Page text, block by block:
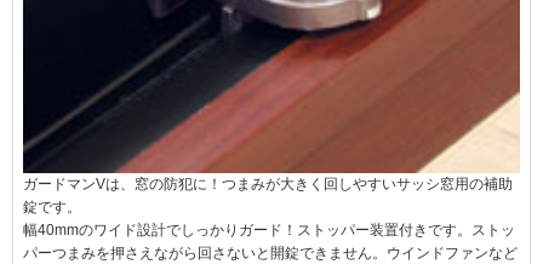
ガードマンVは、窓の防犯に！つまみが大きく回しやすいサッシ窓用の補助
錠です。
幅40mmのワイド設計でしっかりガード！ストッパー装置付きです。ストッ
パーつまみを押さえながら回さないと開錠できません。ウインドファンなど